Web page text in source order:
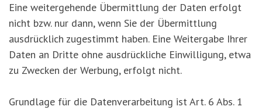
Eine weitergehende Übermittlung der Daten erfolgt
nicht bzw. nur dann, wenn Sie der Übermittlung
ausdrücklich zugestimmt haben. Eine Weitergabe Ihrer
Daten an Dritte ohne ausdrückliche Einwilligung, etwa
zu Zwecken der Werbung, erfolgt nicht.
Grundlage für die Datenverarbeitung ist Art. 6 Abs. 1